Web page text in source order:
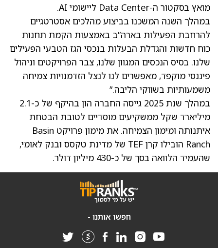
מואץ בסקטור ה-Data Center ליישומי AI.
במהלך השנה המשכנו בביצוע מהלכים אסטרטגיים
להרחבת הפעילות בארה”ב באמצעות הקמת תחנות
כוח חדשות והגדלת הבעלות בנכסי הגז הטבעי הפעילים
שלנו. בסיס הנכסים המגוון שלנו, צבר הפרויקטים וניהול
פיננסי מוקפד, מאפשרים לנו לנצל הזדמנויות צמיחה
משמעותיות בשווקי הליבה.”
במהלך שנת 2025 גייסה החברה הון בהיקף של כ-2.1
מיליארד שקל ממשקיעים מוסדיים לטובת הבטחת
איתנותה ומימון הצמיחה. את מימון פרויקט Basin
Ranch הובילו קרן TEF של מדינת טקסס ובנק לאומי,
שהעמיד הלוואה בסך של כ-430 מיליון דולר.
חפשו אותנו -